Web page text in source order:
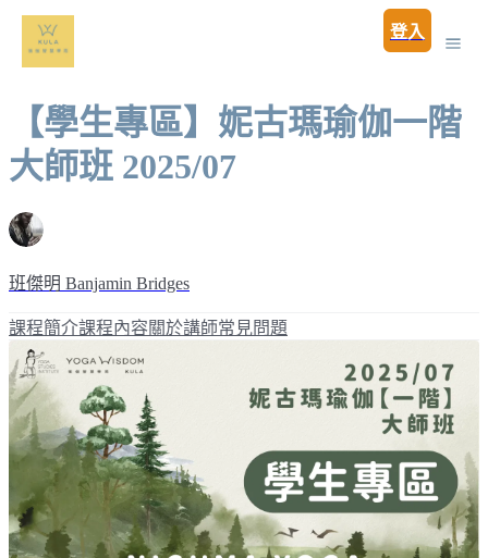
登入
【學生專區】妮古瑪瑜伽一階
大師班 2025/07
班傑明 Banjamin Bridges
課程簡介課程內容關於講師常見問題